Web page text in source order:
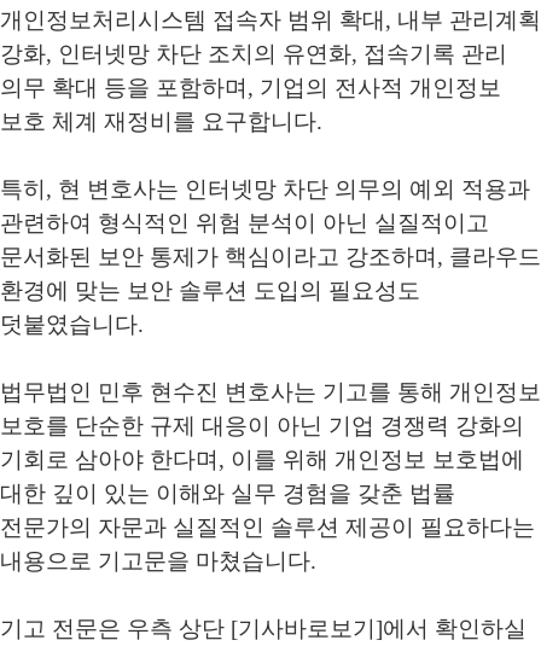
개인정보처리시스템 접속자 범위 확대 , 내부 관리계획
강화, 인터넷망 차단 조치의 유연화, 접속기록 관리
의무 확대 등을 포함하며 , 기업의 전사적 개인정보
보호 체계 재정비를 요구합니다.
특히 , 현 변호사는 인터넷망 차단 의무의 예외 적용과
관련하여 형식적인 위험 분석이 아닌 실질적이고
문서화된 보안 통제가 핵심이라고 강조하며 , 클라우드
환경에 맞는 보안 솔루션 도입의 필요성도
덧붙였습니다.
법무법인 민후 현수진 변호사는 기고를 통해 개인정보
보호를 단순한 규제 대응이 아닌 기업 경쟁력 강화의
기회로 삼아야 한다며 , 이를 위해 개인정보 보호법에
대한 깊이 있는 이해와 실무 경험을 갖춘 법률
전문가의 자문과 실질적인 솔루션 제공이 필요하다는
내용으로 기고문을 마쳤습니다.
기고 전문은 우측 상단 [기사바로보기 ]에서 확인하실